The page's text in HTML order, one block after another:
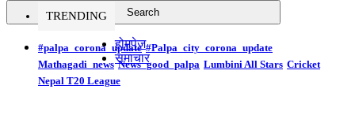
TRENDING
#palpa_corona_update #Palpa_city_corona_update
Mathagadi_news News_good_palpa Lumbini All Stars Cricket
Nepal T20 League
होमपेज
समाचार